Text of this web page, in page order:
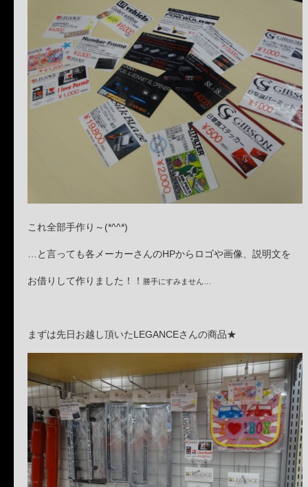
これ全部手作り～(*^^*)
…と言っても各メーカーさんのHPからロゴや画像、説明文を
お借りして作りました！！ 勝手にすみません…
まずは先日お越し頂いたLEGANCEさんの商品★